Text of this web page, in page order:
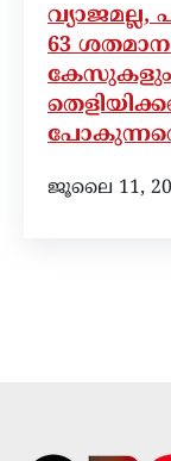
വ്യാജമല്ല,
63
കേസുകളും
ജൂലൈ 11,